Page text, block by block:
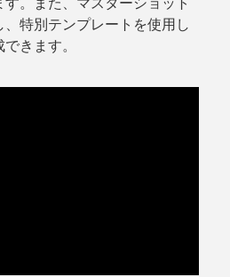
特別テンプレートを使用し
きます。